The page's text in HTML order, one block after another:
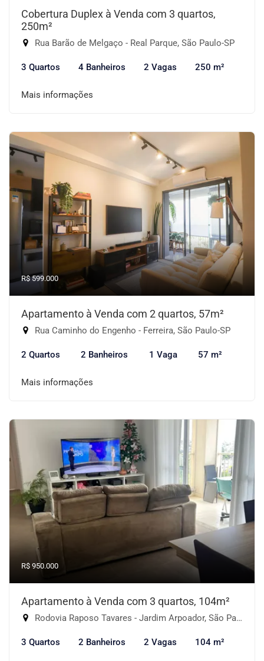
Cobertura Duplex à Venda com 3 quartos,
250m²
Rua Barão de Melgaço - Real Parque, São Paulo-SP
3 Quartos 4 Banheiros 2 Vagas 250 m²
Mais informações
R$ 599.000
Apartamento à Venda com 2 quartos, 57m²
Rua Caminho do Engenho - Ferreira, São Paulo-SP
2 Quartos 2 Banheiros 1 Vaga 57 m²
Mais informações
R$ 950.000
Apartamento à Venda com 3 quartos, 104m²
Rodovia Raposo Tavares - Jardim Arpoador, São Paulo-SP
3 Quartos 2 Banheiros 2 Vagas 104 m²